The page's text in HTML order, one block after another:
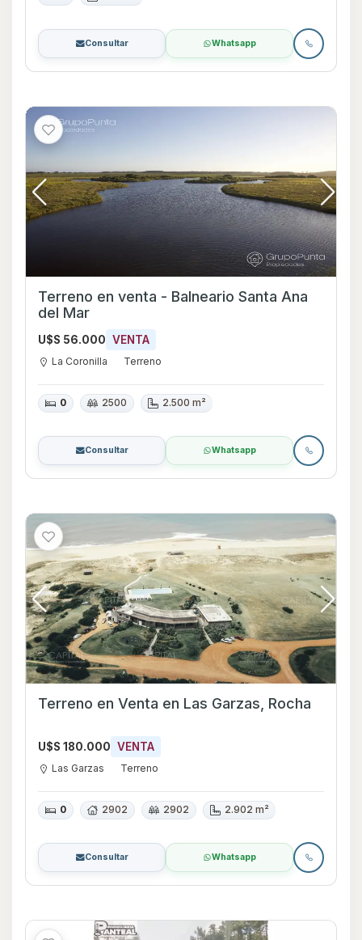
Consultar Whatsapp
Terreno en venta - Balneario Santa Ana
del Mar
U$S 56.000 VENTA
La Coronilla Terreno
0 2500 2.500 m²
Consultar Whatsapp
Terreno en Venta en Las Garzas, Rocha
U$S 180.000 VENTA
Las Garzas Terreno
0 2902 2902 2.902 m²
Consultar Whatsapp